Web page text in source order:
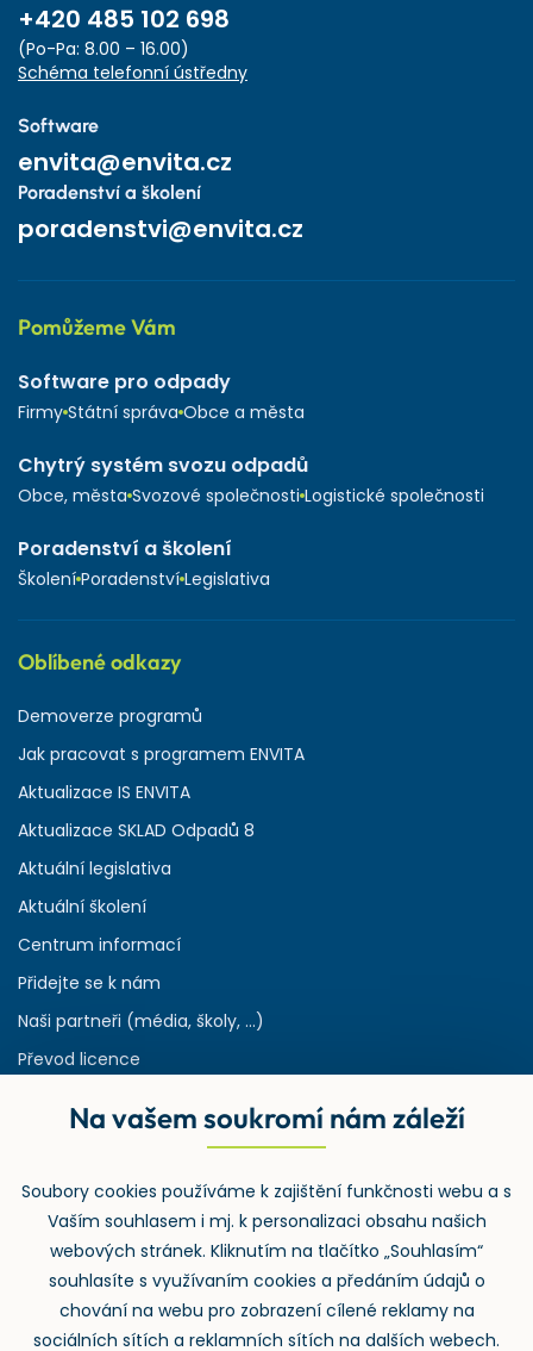
+420 485 102 698
(Po-Pa: 8.00 – 16.00)
Schéma telefonní ústředny
Software
envita@envita.cz
Poradenství a školení
poradenstvi@envita.cz
Pomůžeme Vám
Software pro odpady
Firmy Státní správa Obce a města
Chytrý systém svozu odpadů
Obce, města Svozové společnosti Logistické společnosti
Poradenství a školení
Školení Poradenství Legislativa
Oblíbené odkazy
Demoverze programů
Jak pracovat s programem ENVITA
Aktualizace IS ENVITA
Aktualizace SKLAD Odpadů 8
Aktuální legislativa
Aktuální školení
Centrum informací
Přidejte se k nám
Naši partneři (média, školy, ...)
Převod licence
Rejstřík používaných zkratek v odpadech
Zpětný odběr
Na vašem soukromí nám záleží
Soubory cookies používáme k zajištění funkčnosti webu a s
Vaším souhlasem i mj. k personalizaci obsahu našich
webových stránek. Kliknutím na tlačítko „Souhlasím“
souhlasíte s využívaním cookies a předáním údajů o
chování na webu pro zobrazení cílené reklamy na
sociálních sítích a reklamních sítích na dalších webech.